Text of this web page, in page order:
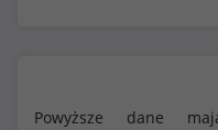
Powyższe dane